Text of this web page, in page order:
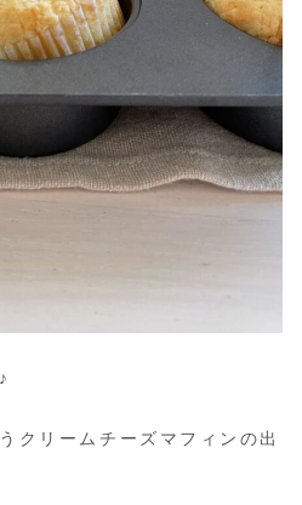
クリームチーズマフィンの出